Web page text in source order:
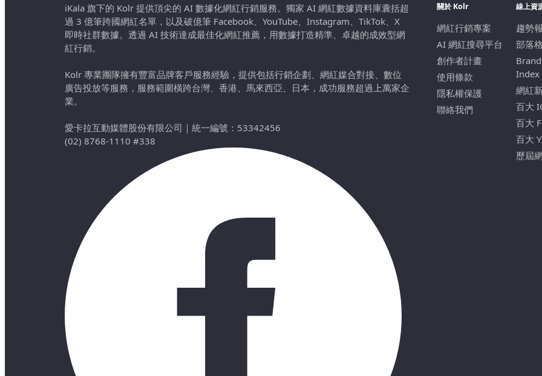
iKala 旗下的 Kolr 提供頂尖的 AI 數據化網紅行銷服務。獨家 AI 網紅數據資料庫囊括超
過 3 億筆跨國網紅名單，以及破億筆 Facebook、YouTube、Instagram、TikTok、X
即時社群數據。透過 AI 技術達成最佳化網紅推薦，用數據打造精準、卓越的成效型網
紅行銷。
Kolr 專業團隊擁有豐富品牌客戶服務經驗，提供包括行銷企劃、網紅媒合對接、數位
廣告投放等服務，服務範圍橫跨台灣、香港、馬來西亞、日本，成功服務超過上萬家企
業。
愛卡拉互動媒體股份有限公司 ｜ 統一編號：53342456
(02) 8768-1110 #338
關於 Kolr
網紅行銷專案
AI 網紅搜尋平台
創作者計畫
使用條款
隱私權保護
聯絡我們
線上資
趨勢
部落格
Index
網紅
百大
百大
百大
歷屆